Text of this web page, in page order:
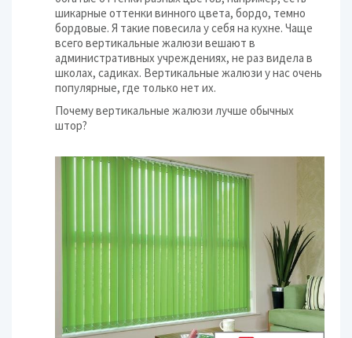
шикарные оттенки винного цвета, бордо, темно
бордовые. Я такие повесила у себя на кухне. Чаще
всего вертикальные жалюзи вешают в
административных учреждениях, не раз видела в
школах, садиках. Вертикальные жалюзи у нас очень
популярные, где только нет их.
Почему вертикальные жалюзи лучше обычных
штор?